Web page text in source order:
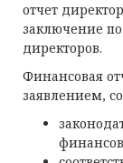
отчет
заключение
директоров.
Финансовая
заявлением,